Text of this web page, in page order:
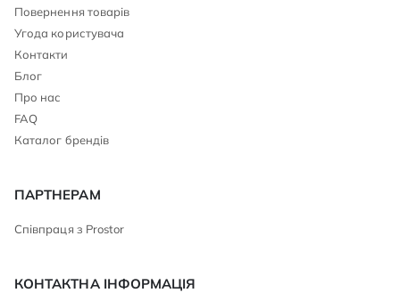
Повернення товарів
Угода користувача
Контакти
Блог
Про нас
FAQ
Каталог брендів
ПАРТНЕРАМ
Співпраця з Prostor
КОНТАКТНА ІНФОРМАЦІЯ